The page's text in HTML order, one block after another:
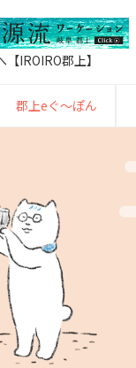
IROIRO郡上】
郡上eぐ〜ぽん